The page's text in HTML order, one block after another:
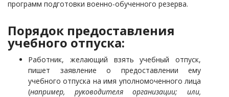
программ подготовки военно-обученного резерва.
Порядок предоставления
учебного отпуска:
Работник, желающий взять учебный отпуск,
пишет заявление о предоставлении ему
учебного отпуска на имя уполномоченного лица
(например, руководителя организации; или,